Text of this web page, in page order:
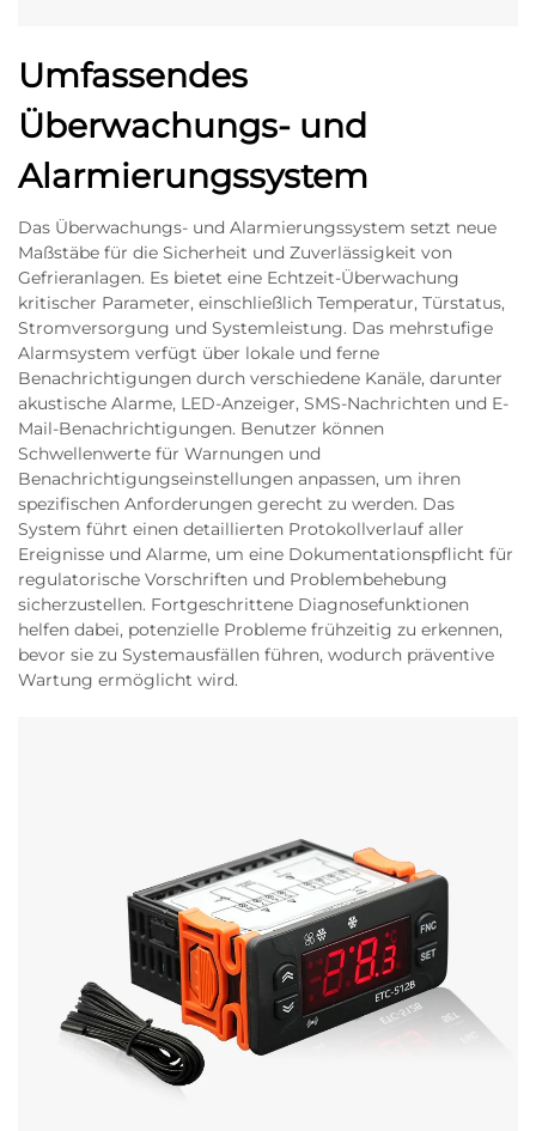
Umfassendes
Überwachungs- und
Alarmierungssystem
Das Überwachungs- und Alarmierungssystem setzt neue
Maßstäbe für die Sicherheit und Zuverlässigkeit von
Gefrieranlagen. Es bietet eine Echtzeit-Überwachung
kritischer Parameter, einschließlich Temperatur, Türstatus,
Stromversorgung und Systemleistung. Das mehrstufige
Alarmsystem verfügt über lokale und ferne
Benachrichtigungen durch verschiedene Kanäle, darunter
akustische Alarme, LED-Anzeiger, SMS-Nachrichten und E-
Mail-Benachrichtigungen. Benutzer können
Schwellenwerte für Warnungen und
Benachrichtigungseinstellungen anpassen, um ihren
spezifischen Anforderungen gerecht zu werden. Das
System führt einen detaillierten Protokollverlauf aller
Ereignisse und Alarme, um eine Dokumentationspflicht für
regulatorische Vorschriften und Problembehebung
sicherzustellen. Fortgeschrittene Diagnosefunktionen
helfen dabei, potenzielle Probleme frühzeitig zu erkennen,
bevor sie zu Systemausfällen führen, wodurch präventive
Wartung ermöglicht wird.